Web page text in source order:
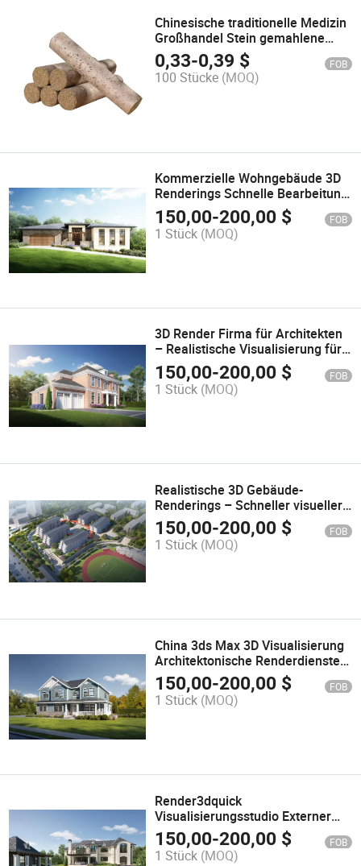
Chinesische traditionelle Medizin
Großhandel Stein gemahlene
rauchlose Moxibustion reine
Moxa-Stäbchen
0,33-0,39 $ FOB
100 Stücke (MOQ)
Kommerzielle Wohngebäude 3D
Renderings Schnelle Bearbeitung
Photorealistische 3D Renderings
Firma
150,00-200,00 $ FOB
1 Stück (MOQ)
3D Render Firma für Architekten
– Realistische Visualisierung für
Präsentationen
150,00-200,00 $ FOB
1 Stück (MOQ)
Realistische 3D Gebäude-
Renderings – Schneller visueller
Service aus China
150,00-200,00 $ FOB
1 Stück (MOQ)
China 3ds Max 3D Visualisierung
Architektonische Renderdienste
Unternehmen für Haus Zuhause
150,00-200,00 $ FOB
1 Stück (MOQ)
Render3dquick
Visualisierungsstudio Externer
Render 3D
Visualisierungsunternehmen
150,00-200,00 $ FOB
1 Stück (MOQ)